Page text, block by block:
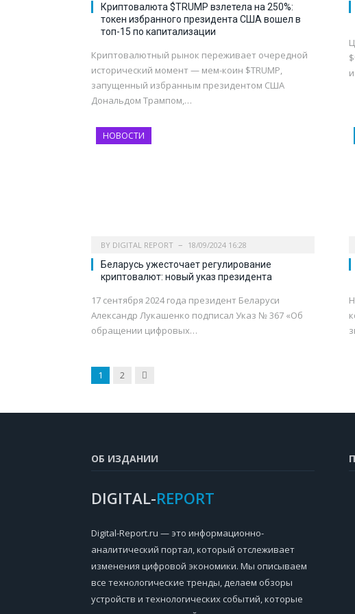
Криптовалюта $TRUMP взлетела на 250%:
токен избранного президента США вошел в
топ-15 по капитализации
Криптовалютный рынок переживает очередной
исторический момент — мем-коин $TRUMP,
запущенный избранным президентом США
Дональдом Трампом,…
НОВОСТИ
BY DIGITAL REPORT 18/09/2024 16:28
Беларусь ужесточает регулирование
криптовалют: новый указ президента
17 сентября 2024 года президент Беларуси
Александр Лукашенко подписал Указ № 367 «Об
обращении цифровых…
1 2 Next
ОБ ИЗДАНИИ
DIGITAL-REPORT
Digital-Report.ru — это информационно-
аналитический портал, который отслеживает
изменения цифровой экономики. Мы описываем
все технологические тренды, делаем обзоры
устройств и технологических событий, которые